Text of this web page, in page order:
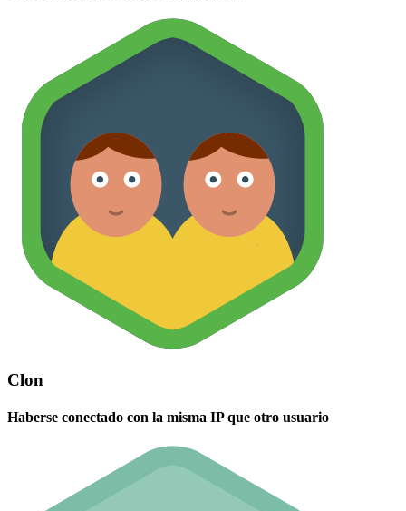
Clon
Haberse conectado con la misma IP que otro usuario